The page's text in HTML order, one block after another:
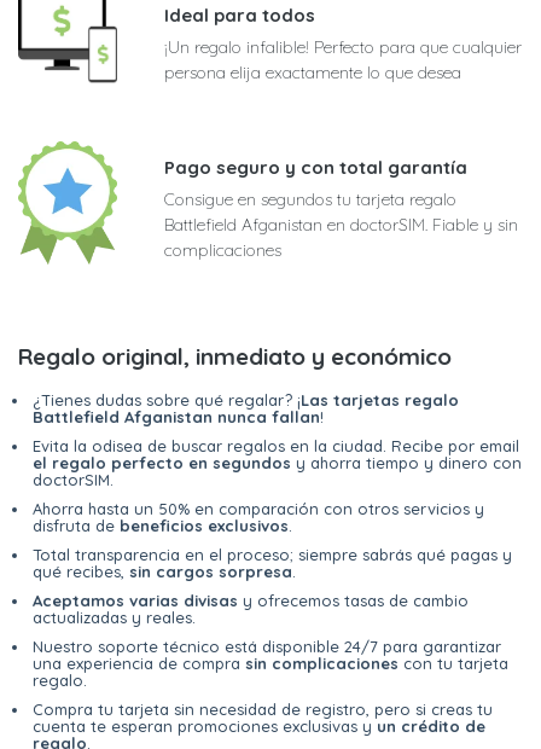
Ideal para todos
¡Un regalo infalible! Perfecto para que cualquier
persona elija exactamente lo que desea
Pago seguro y con total garantía
Consigue en segundos tu tarjeta regalo
Battlefield Afganistan en doctorSIM. Fiable y sin
complicaciones
Regalo original, inmediato y económico
¿Tienes dudas sobre qué regalar? ¡Las tarjetas regalo
Battlefield Afganistan nunca fallan!
Evita la odisea de buscar regalos en la ciudad. Recibe por email
el regalo perfecto en segundos y ahorra tiempo y dinero con
doctorSIM.
Ahorra hasta un 50% en comparación con otros servicios y
disfruta de beneficios exclusivos
Total transparencia en el proceso; siempre sabrás qué pagas y
qué recibes, sin cargos sorpresa
Aceptamos varias divisas y ofrecemos tasas de cambio
actualizadas y reales.
Nuestro soporte técnico está disponible 24/7 para garantizar
una experiencia de compra sin complicaciones con tu tarjeta
regalo.
Compra tu tarjeta sin necesidad de registro, pero si creas tu
cuenta te esperan promociones exclusivas yun crédito de
regalo